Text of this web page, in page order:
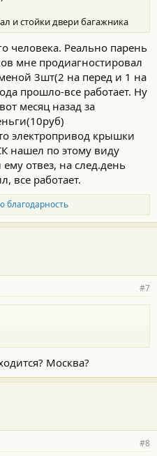
и стойки двери багажника
человека. Реально парень
мне продиагностировал
3шт(2 на перед и 1 на
прошло-все работает. Ну
месяц назад за
электропривод крышки
нашел по этому виду
отвез, на след.день
все работает.
благодарность
#7
Москва?
#8